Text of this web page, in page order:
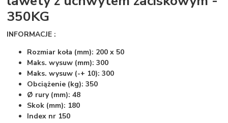
350KG
INFORMACJE :
Rozmiar koła (mm): 200 x 50
Maks. wysuw (mm):300
Maks. wysuw (-+ 10):300
Obciążenie (kg):350
Ø rury (mm):48
Skok (mm): 180
Index nr 150